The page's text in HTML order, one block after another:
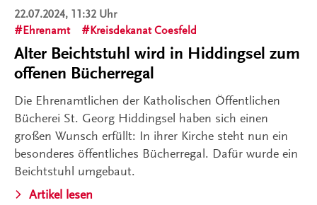
22.07.2024, 11:32 Uhr
Ehrenamt
Kreisdekanat Coesfeld
Alter Beichtstuhl wird in Hiddingsel zum
offenen Bücherregal
Die Ehrenamtlichen der Katholischen Öffentlichen
Bücherei St. Georg Hiddingsel haben sich einen
großen Wunsch erfüllt: In ihrer Kirche steht nun ein
besonderes öffentliches Bücherregal. Dafür wurde ein
Beichtstuhl umgebaut.
Artikel lesen